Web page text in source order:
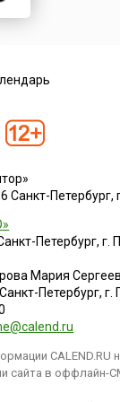
Санкт-Петербург,
Петербург, г.
Мария
Санкт-Петербург, г.
CALEND.RU
сайта в оффлайн-